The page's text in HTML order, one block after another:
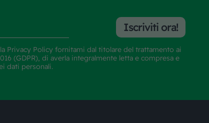
Privacy Policy fornitami dal titolare del trattamento ai
(GDPR), di averla integralmente letta e compresa e
dati personali.
Iscriviti ora!